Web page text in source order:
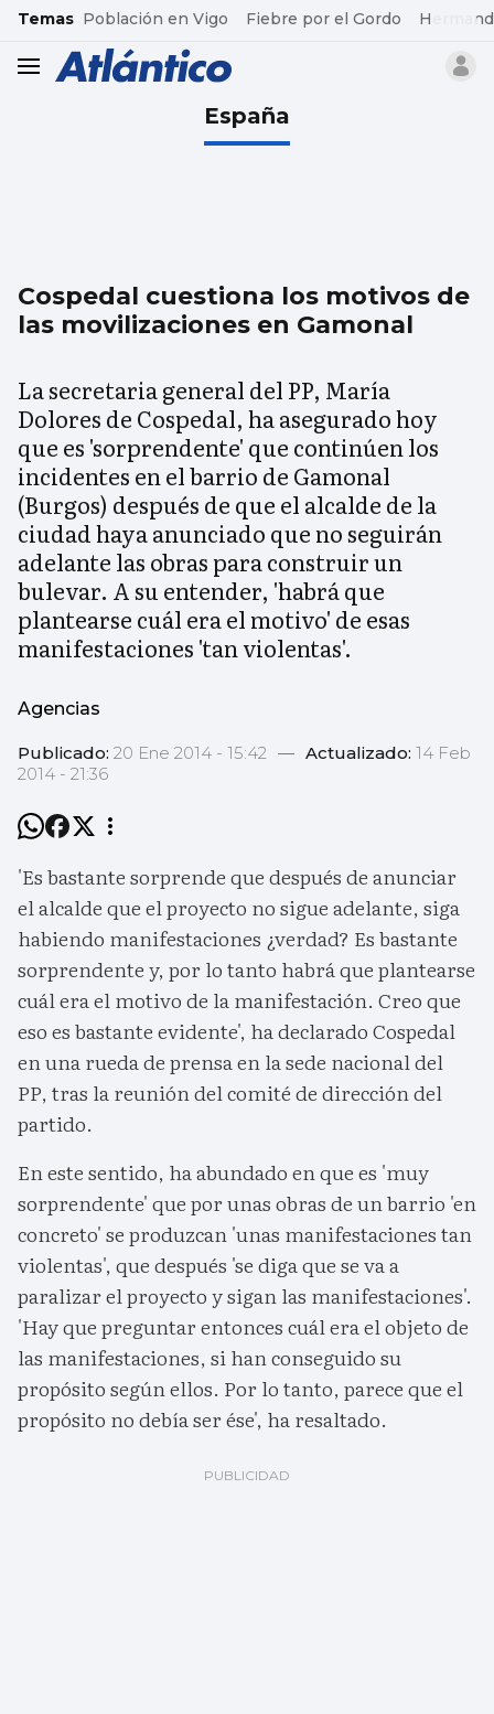
common.go-to-content
Temas Población en Vigo Fiebre por el Gordo
header.menu.open
España
Cospedal cuestiona los motivos de
las movilizaciones en Gamonal
La secretaria general del PP, María
Dolores de Cospedal, ha asegurado hoy
que es 'sorprendente' que continúen los
incidentes en el barrio de Gamonal
(Burgos) después de que el alcalde de la
ciudad haya anunciado que no seguirán
adelante las obras para construir un
bulevar. A su entender, 'habrá que
plantearse cuál era el motivo' de esas
manifestaciones 'tan violentas'.
Agencias
Publicado: 20 Ene 2014 - 15:42 — Actualizado: 14 Feb
2014 - 21:36
'Es bastante sorprende que después de anunciar
el alcalde que el proyecto no sigue adelante, siga
habiendo manifestaciones ¿verdad? Es bastante
sorprendente y, por lo tanto habrá que plantearse
cuál era el motivo de la manifestación. Creo que
eso es bastante evidente', ha declarado Cospedal
en una rueda de prensa en la sede nacional del
PP, tras la reunión del comité de dirección del
partido.
En este sentido, ha abundado en que es 'muy
sorprendente' que por unas obras de un barrio 'en
concreto' se produzcan 'unas manifestaciones tan
violentas', que después 'se diga que se va a
paralizar el proyecto y sigan las manifestaciones'.
'Hay que preguntar entonces cuál era el objeto de
las manifestaciones, si han conseguido su
propósito según ellos. Por lo tanto, parece que el
propósito no debía ser ése', ha resaltado.